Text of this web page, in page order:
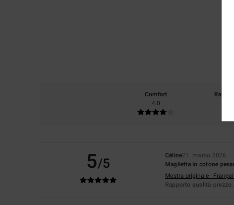
Comfort
4.0
5/5 Céline21. marzo 2026
Maglietta in cotone
Mostra originale -
Rapporto qualità-prezzo